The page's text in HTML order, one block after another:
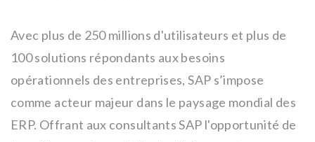
Avec plus de 250 millions d'utilisateurs et plus de
100 solutions répondants aux besoins
opérationnels des entreprises, SAP s’impose
comme acteur majeur dans le paysage mondial des
ERP. Offrant aux consultants SAP l'opportunité de